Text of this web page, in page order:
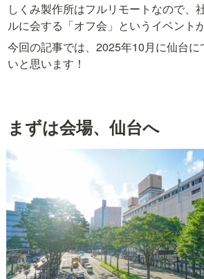
しくみ製作所はフルリモートなので、
ルに会する「オフ会」というイベント
今回の記事では、2025年10月に仙台
いと思います！
まずは会場、仙台へ